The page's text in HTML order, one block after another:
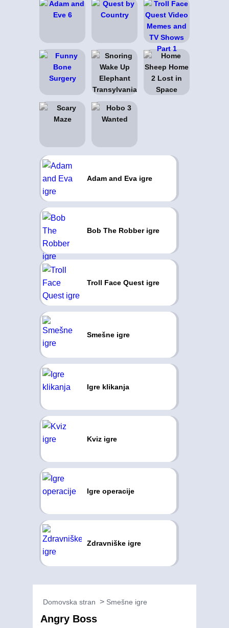
Adam and Eva igre
Bob The Robber igre
Troll Face Quest igre
Smešne igre
Igre klikanja
Kviz igre
Igre operacije
Zdravniške igre
Domovska stran Smešne igre
Angry Boss